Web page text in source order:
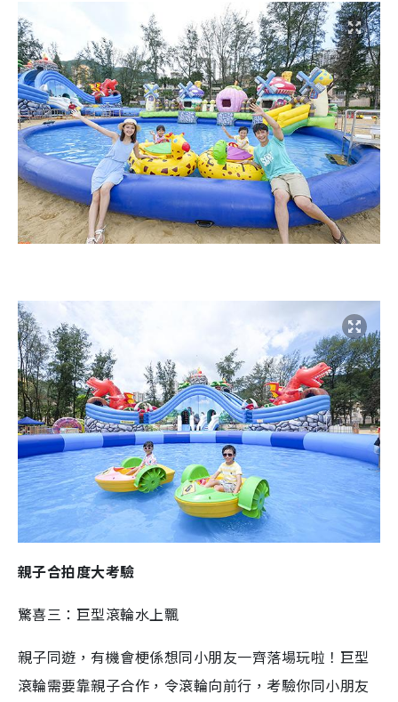
親子合拍度大考驗
驚喜三：巨型滾輪水上飄
親子同遊，有機會梗係想同小朋友一齊落場玩啦！巨型
滾輪需要靠親子合作，令滾輪向前行，考驗你同小朋友